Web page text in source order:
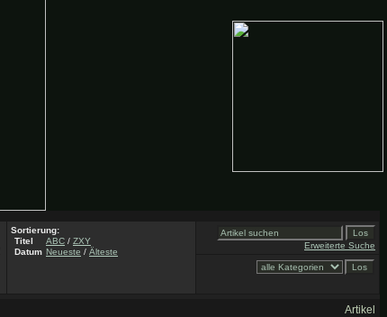
Sortierung:
Titel
ABC / ZXY
Datum Neueste / Älteste
Erweiterte Suche
Artikel